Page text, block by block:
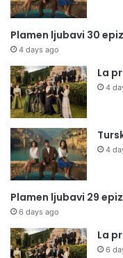
Plamen ljubavi 30
4 days ago
La
4
4
Plamen ljubavi 29
6 days ago
La
6